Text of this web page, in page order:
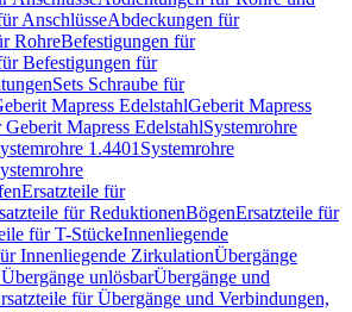
AnschlüsseAbdeckungen für
RohreBefestigungen für
Befestigungen für
Sets Schraube für
Mapress EdelstahlGeberit Mapress
Mapress EdelstahlSystemrohre
1.4401 Systemrohre
Ersatzteile für
für ReduktionenBögenErsatzteile für
für T-StückeInnenliegende
Innenliegende ZirkulationÜbergänge
unlösbarÜbergänge und
für Übergänge und Verbindungen,